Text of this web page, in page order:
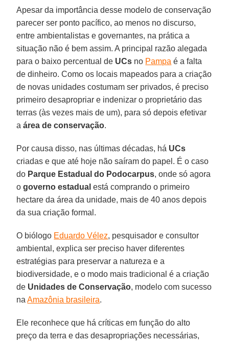
Apesar da importância desse modelo de conservação
parecer ser ponto pacífico, ao menos no discurso,
entre ambientalistas e governantes, na prática a
situação não é bem assim. A principal razão alegada
para o baixo percentual de UCs no Pampa é a falta
de dinheiro. Como os locais mapeados para a criação
de novas unidades costumam ser privados, é preciso
primeiro desapropriar e indenizar o proprietário das
terras (às vezes mais de um), para só depois efetivar
aárea de conservação.
Por causa disso, nas últimas décadas, há UCs
criadas e que até hoje não saíram do papel. É o caso
do Parque Estadual do Podocarpus, onde só agora
ogoverno estadual está comprando o primeiro
hectare da área da unidade, mais de 40 anos depois
da sua criação formal.
O biólogo Eduardo Vélez, pesquisador e consultor
ambiental, explica ser preciso haver diferentes
estratégias para preservar a natureza e a
biodiversidade, e o modo mais tradicional é a criação
de Unidades de Conservação, modelo com sucesso
naAmazônia brasileira.
Ele reconhece que há críticas em função do alto
preço da terra e das desapropriações necessárias,